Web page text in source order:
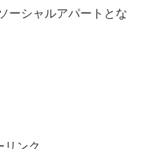
ーシャルアパートとな